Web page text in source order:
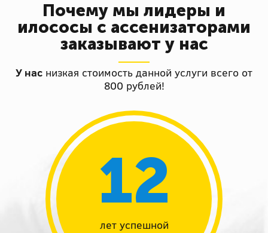
Почему мы лидеры и
илососы с ассенизаторами
заказывают у нас
У нас низкая стоимость данной услуги всего от
800 рублей!
12
лет успешной